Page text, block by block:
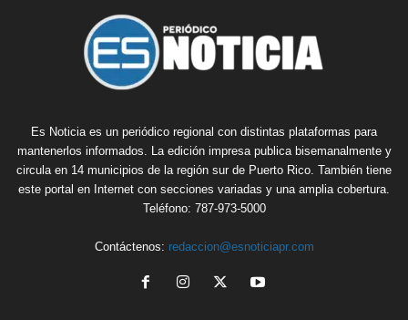
Es Noticia es un periódico regional con distintas plataformas para
mantenerlos informados. La edición impresa publica bisemanalmente y
circula en 14 municipios de la región sur de Puerto Rico. También tiene
este portal en Internet con secciones variadas y una amplia cobertura.
Teléfono: 787-973-5000
Contáctenos: redaccion@esnoticiapr.com